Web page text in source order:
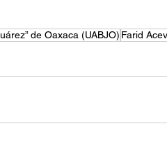
de Oaxaca (UABJO) Farid